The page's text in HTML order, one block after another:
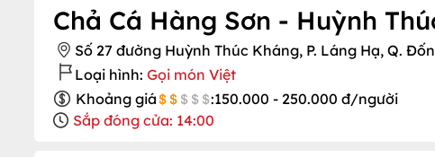
Chả Cá Hàng Sơn - Huỳnh
Số 27 đường Huỳnh Thúc Kháng, P. Láng Hạ, Q.
Loại hình: Gọi món Việt
Khoảng giá
:150.000 - 250.000 đ/người
Sắp đóng cửa: 14:00